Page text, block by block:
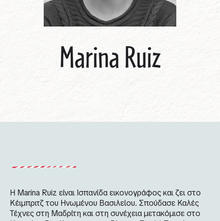
Marina Ruiz
Η Marina Ruiz είναι Ισπανίδα εικονογράφος και ζει στο
Κέιμπριτζ του Ηνωμένου Βασιλείου. Σπούδασε Καλές
Τέχνες στη Μαδρίτη και στη συνέχεια μετακόμισε στο